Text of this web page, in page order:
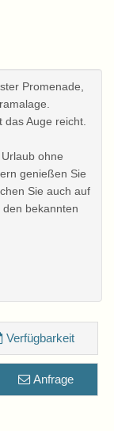
Promenade,
das Auge reicht.
ohne
genießen Sie
Sie auch auf
bekannten
Verfügbarkeit
Anfrage